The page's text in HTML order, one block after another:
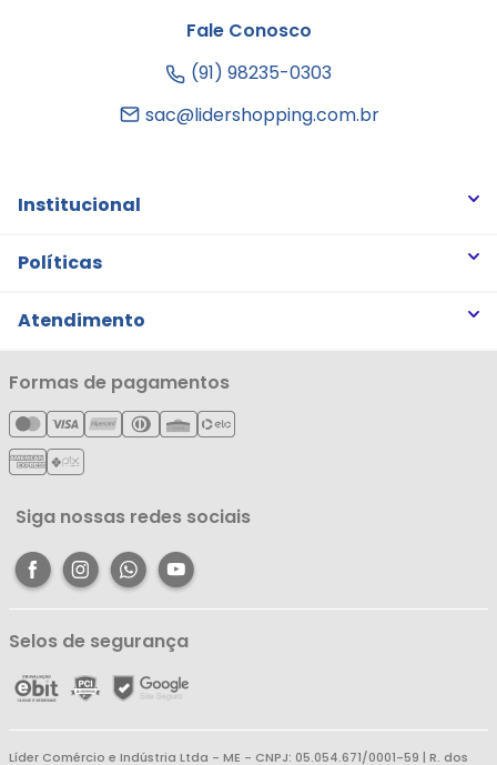
Fale Conosco
(91) 98235-0303
sac@lidershopping.com.br
Institucional
Quem somos
Notícias
Cartão Líderzan
Políticas
Trocas e Devoluções
Política de Privacidade
Política de Entrega
Política de Reembolso
Atendimento
Minha Conta
Meus Pedidos
Meus Favoritos
Central de Atendimento
Formas de pagamentos
Siga nossas redes sociais
Selos de segurança
Líder Comércio e Indústria Ltda - ME - CNPJ: 05.054.671/0001-59 | R. dos